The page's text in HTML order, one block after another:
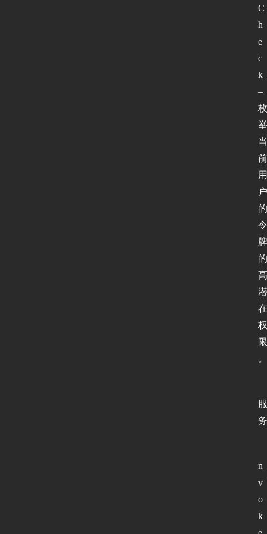
C
h
e
c
k
–
枚
举
当
前
用
户
的
令
牌
的
高
潜
在
权
限
。
服
务
n
v
o
k